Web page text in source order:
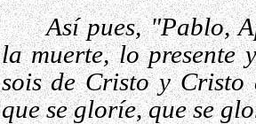
Así pues, "Pablo,
la muerte, lo presente
sois de Cristo y
que se gloríe, que se